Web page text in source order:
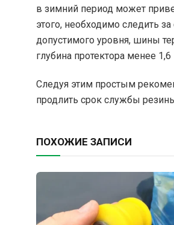
в зимний период может
этого, необходимо следить
допустимого уровня, шины
глубина протектора менее
Следуя этим простым
продлить срок службы
ПОХОЖИЕ ЗАПИСИ